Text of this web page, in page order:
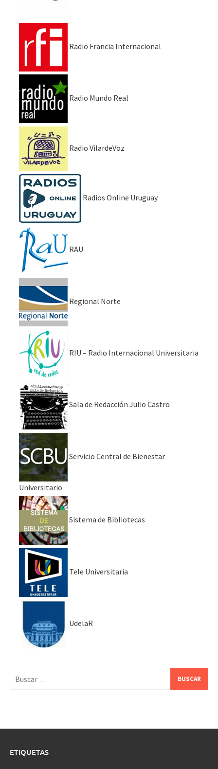
Radio Francia Internacional
Radio Mundo Real
Radio VilardeVoz
Radios Online Uruguay
RAU
Regional Norte
RIU – Radio Internacional Universitaria
Sala de Redacción Julio Castro
Servicio Central de Bienestar
Universitario
Sistema de Bibliotecas
Tele Universitaria
UdelaR
ETIQUETAS